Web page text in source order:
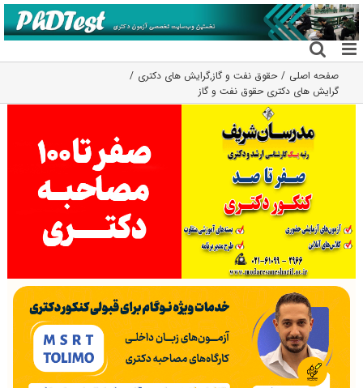
رفتن
به
محتوا
صفحه اصلی حقوق نفت و گاز,گرایش های دکتری
گرایش های دکتری ﺣﻘﻮق ﻧﻔﺖ و ﮔﺎز